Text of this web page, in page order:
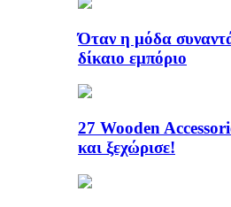
Όταν η μόδα
δίκαιο εμπόριο
27 Wooden
και ξεχώρισε!